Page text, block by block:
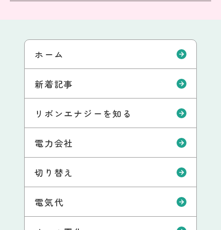
ホーム
新着記事
リボンエナジーを知る
電力会社
切り替え
電気代